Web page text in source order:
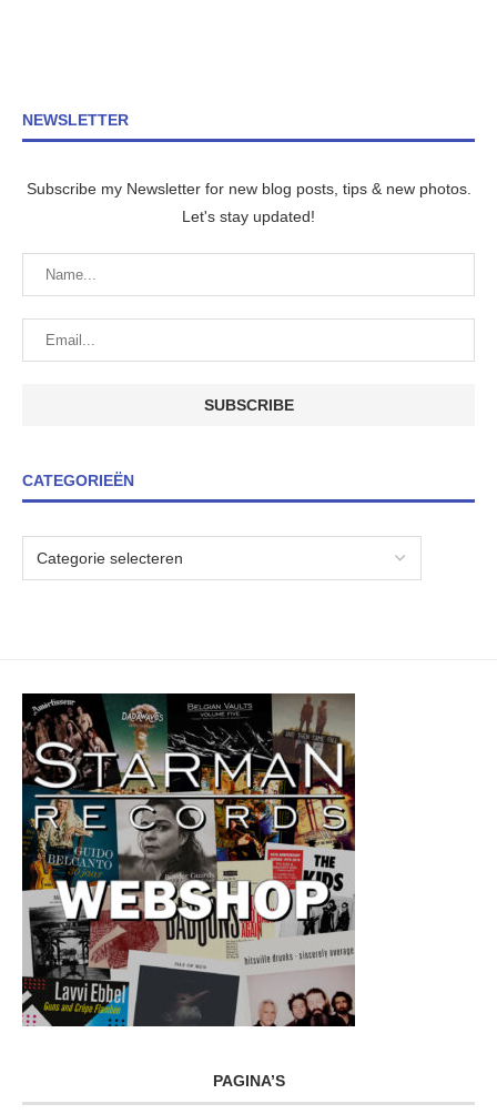
NEWSLETTER
Subscribe my Newsletter for new blog posts, tips & new photos.
Let's stay updated!
CATEGORIEËN
PAGINA’S